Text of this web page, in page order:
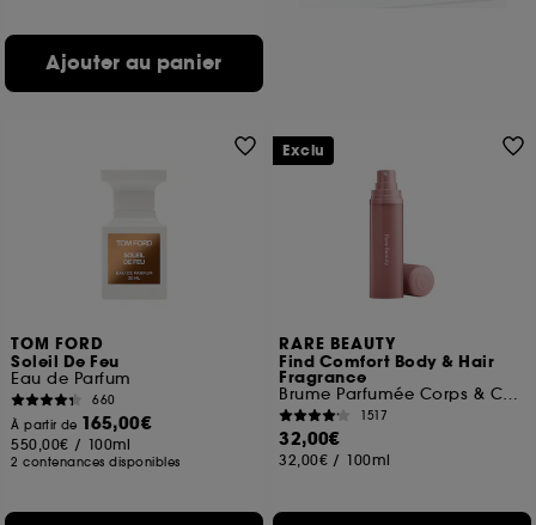
Ajouter au panier
TOM FORD
Soleil De Feu
Eau de Parfum
660
À partir de 165,00€
550,00€ / 100ml
2 contenances disponibles
RARE BEAUTY
Find Comfort Body & Hair
Fragrance
Brume Parfumée Corps & Cheveux
1517
32,00€
32,00€ / 100ml
Exclu